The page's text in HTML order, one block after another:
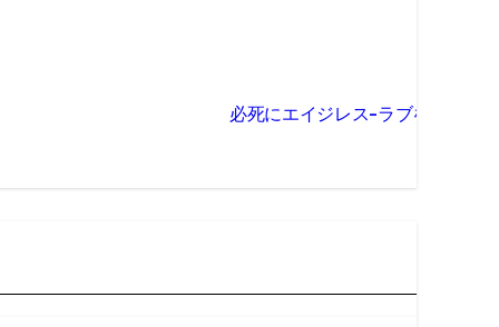
必死にエイジレス-ラブを